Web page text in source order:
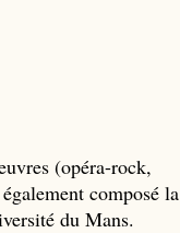
(opéra-rock,
composé la
du Mans.